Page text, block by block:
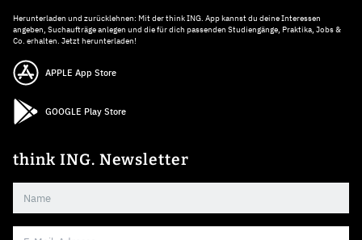
Herunterladen und zurücklehnen: Mit der think ING. App kannst du deine Interessen
angeben, Suchaufträge anlegen und die für dich passenden Studiengänge, Praktika, Jobs &
Co. erhalten. Jetzt herunterladen!
APPLE App Store
GOOGLE Play Store
think ING. Newsletter